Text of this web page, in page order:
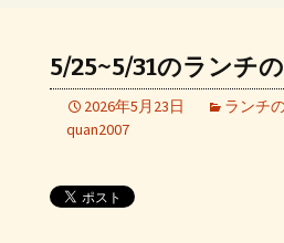
5/25~5/31のランチ
2026年5月23日
ランチ
quan2007